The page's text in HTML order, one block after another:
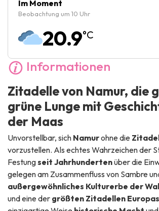
Samstag :
Sonntag :10:00- 18:00
Im Moment
Beobachtung um 10 Uhr
20.9°C
Informationen
Zitadelle von Namur, die
grüne Lunge mit
der Maas
Unvorstellbar, sich Namurohne die
vorzustellen. Als echtes Wahrzeichen der
Festungseit Jahrhundertenüber die
gelegen am Zusammenfluss von Sambre
außergewöhnliches Kulturerbe der
und eine der größten Zitadellen Europas